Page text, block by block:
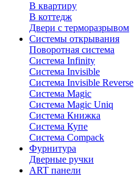
В квартиру
В коттедж
Двери с терморазрывом
Системы открывания
Поворотная система
Система Infinity
Система Invisible
Система Invisible Reverse
Система Magic
Система Magic Uniq
Система Книжка
Система Купе
Система Compack
Фурнитура
Дверные ручки
ART панели